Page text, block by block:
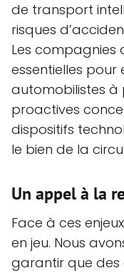
de transport
risques
Les compagnies
essentielles pour
automobilistes à
proactives
dispositifs
le bien de la
Un appel à la
Face à ces
en jeu. Nous
garantir que des